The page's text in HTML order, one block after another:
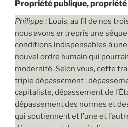
Propriété publique, propriété
Philippe : Louis, au fil de nos
nous avons entrepris une
conditions indispensables à
nouvel ordre humain qui
modernité. Selon vous, cette
triple dépassement :
capitaliste, dépassement de
dépassement des normes et
qui soutiennent et l’une et